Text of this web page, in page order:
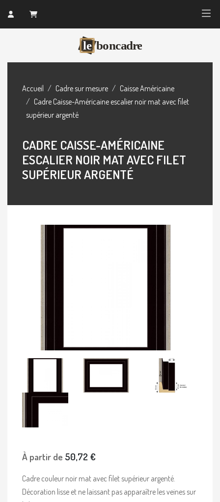
Accueil Cadre sur mesure
Caisse Américaine
Cadre Caisse-Américaine escalier noir mat avec filet
supérieur argenté
CADRE CAISSE-AMÉRICAINE
ESCALIER NOIR MAT AVEC FILET
SUPÉRIEUR ARGENTÉ
À partir de 50,72 €
Cadre couleur noir mat avec filet supérieur argenté.
Décoration lisse et ne laissant pas apparaître les veines sur